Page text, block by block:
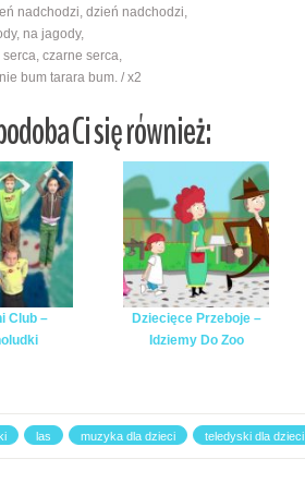
nadchodzi, dzień nadchodzi,
na jagody,
czarne serca,
bum tarara bum. / x2
Ci się również:
Club –
Dziecięce Przeboje –
Idziemy Do Zoo
las muzyka dla dzieci teledyski dla dzieci